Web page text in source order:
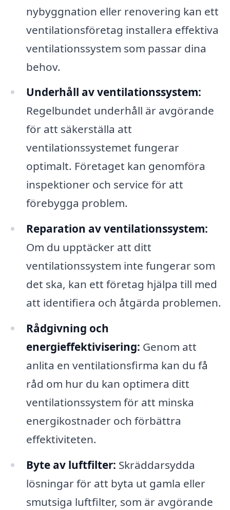
nybyggnation eller renovering kan ett
ventilationsföretag installera effektiva
ventilationssystem som passar dina
behov.
Underhåll av ventilationssystem:
Regelbundet underhåll är avgörande
för att säkerställa att
ventilationssystemet fungerar
optimalt. Företaget kan genomföra
inspektioner och service för att
förebygga problem.
Reparation av ventilationssystem:
Om du upptäcker att ditt
ventilationssystem inte fungerar som
det ska, kan ett företag hjälpa till med
att identifiera och åtgärda problemen.
Rådgivning och
energieffektivisering: Genom att
anlita en ventilationsfirma kan du få
råd om hur du kan optimera ditt
ventilationssystem för att minska
energikostnader och förbättra
effektiviteten.
Byte av luftfilter: Skräddarsydda
lösningar för att byta ut gamla eller
smutsiga luftfilter, som är avgörande